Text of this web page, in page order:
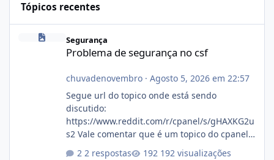
Tópicos recentes
Problema de segurança no csf
Segurança
Problema de segurança no csf
chuvadenovembro· Agosto 5, 2026 em 22:57
Segue url do topico onde está sendo
discutido:
https://www.reddit.com/r/cpanel/s/gHAXKG2u
s2 Vale comentar que é um topico do cpanel...
Não sei como ta a pegada no da.
2 respostas 192 visualizações